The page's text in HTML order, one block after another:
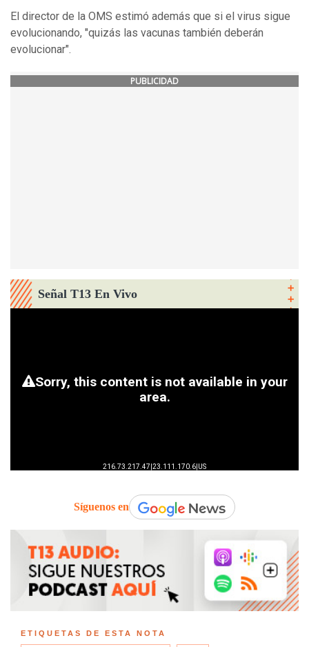
El director de la OMS estimó además que si el virus sigue
evolucionando, "quizás las vacunas también deberán
evolucionar".
PUBLICIDAD
Señal T13 En Vivo
Síguenos en
ETIQUETAS DE ESTA NOTA